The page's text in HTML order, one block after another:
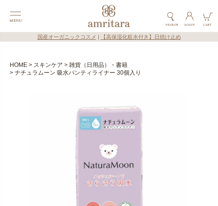
国産オーガニックコスメ 【高保湿化粧水付き】日焼け止め
HOME スキンケア
雑貨（日用品）・書籍
ナチュラムーン 吸水パンティライナー 30個入り